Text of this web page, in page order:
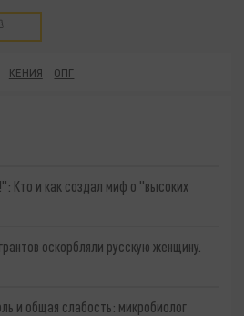
КЕНИЯ ОПГ
Кто и как создал миф о "высоких
оскорбляли русскую женщину.
и общая слабость: микробиолог